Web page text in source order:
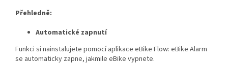
Přehledně:
Automatické zapnutí
Funkci si nainstalujete pomocí aplikace eBike Flow: eBike Alarm
se automaticky zapne, jakmile eBike vypnete.